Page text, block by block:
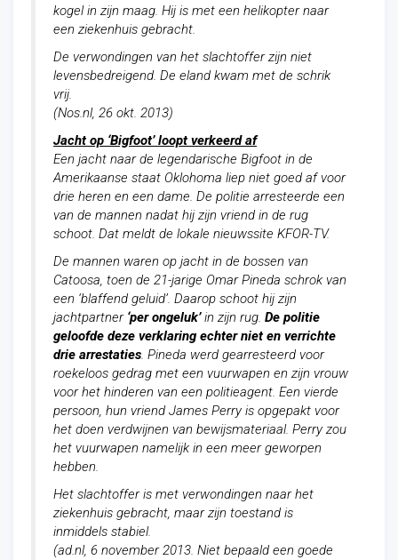
kogel in zijn maag. Hij is met een helikopter naar
een ziekenhuis gebracht.
De verwondingen van het slachtoffer zijn niet
levensbedreigend. De eland kwam met de schrik
vrij.
(Nos.nl, 26 okt. 2013)
Jacht op ‘Bigfoot’ loopt verkeerd af
Een jacht naar de legendarische Bigfoot in de
Amerikaanse staat Oklohoma liep niet goed af voor
drie heren en een dame. De politie arresteerde een
van de mannen nadat hij zijn vriend in de rug
schoot. Dat meldt de lokale nieuwssite KFOR-TV.
De mannen waren op jacht in de bossen van
Catoosa, toen de 21-jarige Omar Pineda schrok van
een ‘blaffend geluid’. Daarop schoot hij zijn
jachtpartner ‘per ongeluk’in zijn rug. De politie
geloofde deze verklaring echter niet en verrichte
drie arrestaties. Pineda werd gearresteerd voor
roekeloos gedrag met een vuurwapen en zijn vrouw
voor het hinderen van een politieagent. Een vierde
persoon, hun vriend James Perry is opgepakt voor
het doen verdwijnen van bewijsmateriaal. Perry zou
het vuurwapen namelijk in een meer geworpen
hebben.
Het slachtoffer is met verwondingen naar het
ziekenhuis gebracht, maar zijn toestand is
inmiddels stabiel.
(ad.nl, 6 november 2013. Niet bepaald een goede